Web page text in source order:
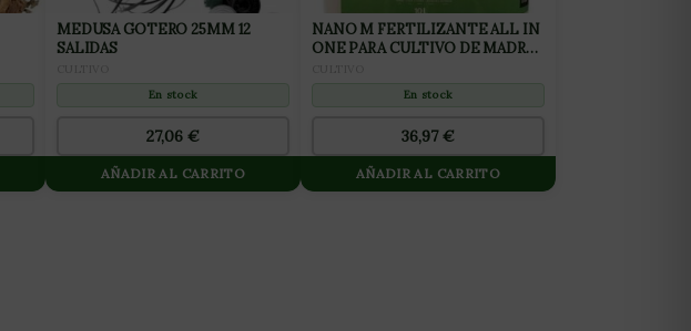
MEDUSA GOTERO 25MM 12
SALIDAS
En stock
27,06 €
AÑADIR AL CARRITO
NANO M FERTILIZANTE ALL IN
ONE PARA CULTIVO DE MADRES
En stock
36,97€
AÑADIR AL CARRITO